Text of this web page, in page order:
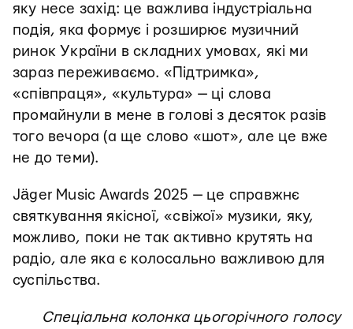
яку несе захід: це важлива індустріальна
подія, яка формує і розширює музичний
ринок України в складних умовах, які ми
зараз переживаємо. «Підтримка»,
«співпраця», «культура» — ці слова
промайнули в мене в голові з десяток разів
того вечора (а ще слово «шот», але це вже
не до теми).
Jäger Music Awards 2025 — це справжнє
святкування якісної, «свіжої» музики, яку,
можливо, поки не так активно крутять на
радіо, але яка є колосально важливою для
суспільства.
Спеціальна колонка цьогорічного голосу